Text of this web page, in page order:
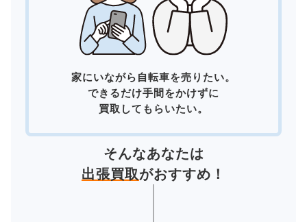
家にいながら自転車を売りたい。
できるだけ手間をかけずに
買取してもらいたい。
そんなあなたは
出張買取がおすすめ！